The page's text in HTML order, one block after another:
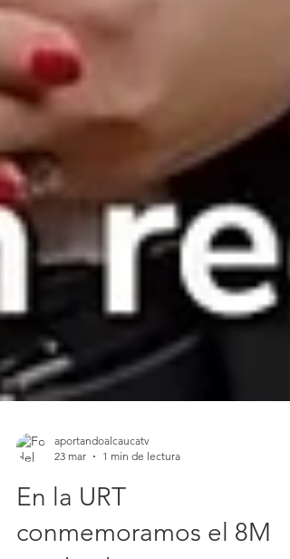
23 mar
1 min de lectura
En la URT